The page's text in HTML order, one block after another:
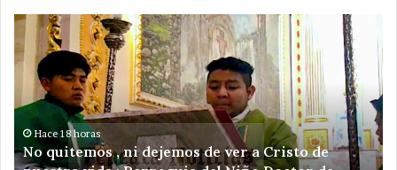
Sin
variación
en
precio
del
gas
LP
en
Hace 1 día